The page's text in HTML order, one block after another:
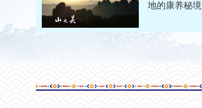
地的康养秘境